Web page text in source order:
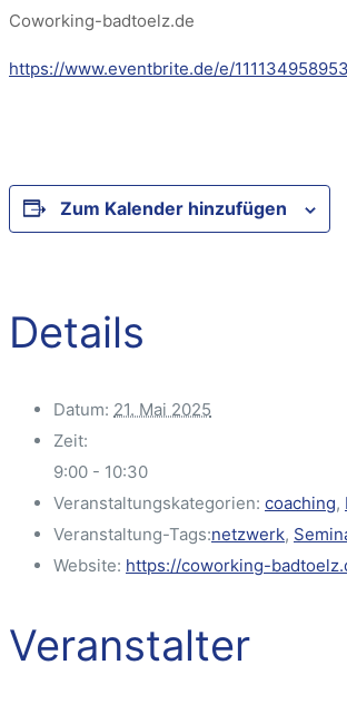
Coworking-badtoelz.de
https://www.eventbrite.de/e/
Zum Kalender hinzufügen
Details
Datum: 21. Mai 2025
Zeit:
9:00 - 10:30
Veranstaltungskategorien: coaching,
Veranstaltung-Tags:netzwerk,
Website: https://coworking-
Veranstalter